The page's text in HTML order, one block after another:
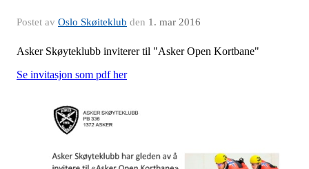
Postet av Oslo Skøiteklub den 1. mar 2016
Asker Skøyteklubb inviterer til "Asker Open Kortbane"
Se invitasjon som pdf her